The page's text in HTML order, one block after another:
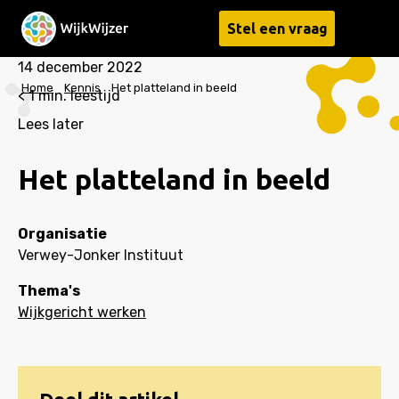
Stel een vraag
Home Kennis Het platteland in beeld
14 december 2022
< 1 min. leestijd
Lees later
Het platteland in beeld
Organisatie
Verwey-Jonker Instituut
Thema's
Wijkgericht werken